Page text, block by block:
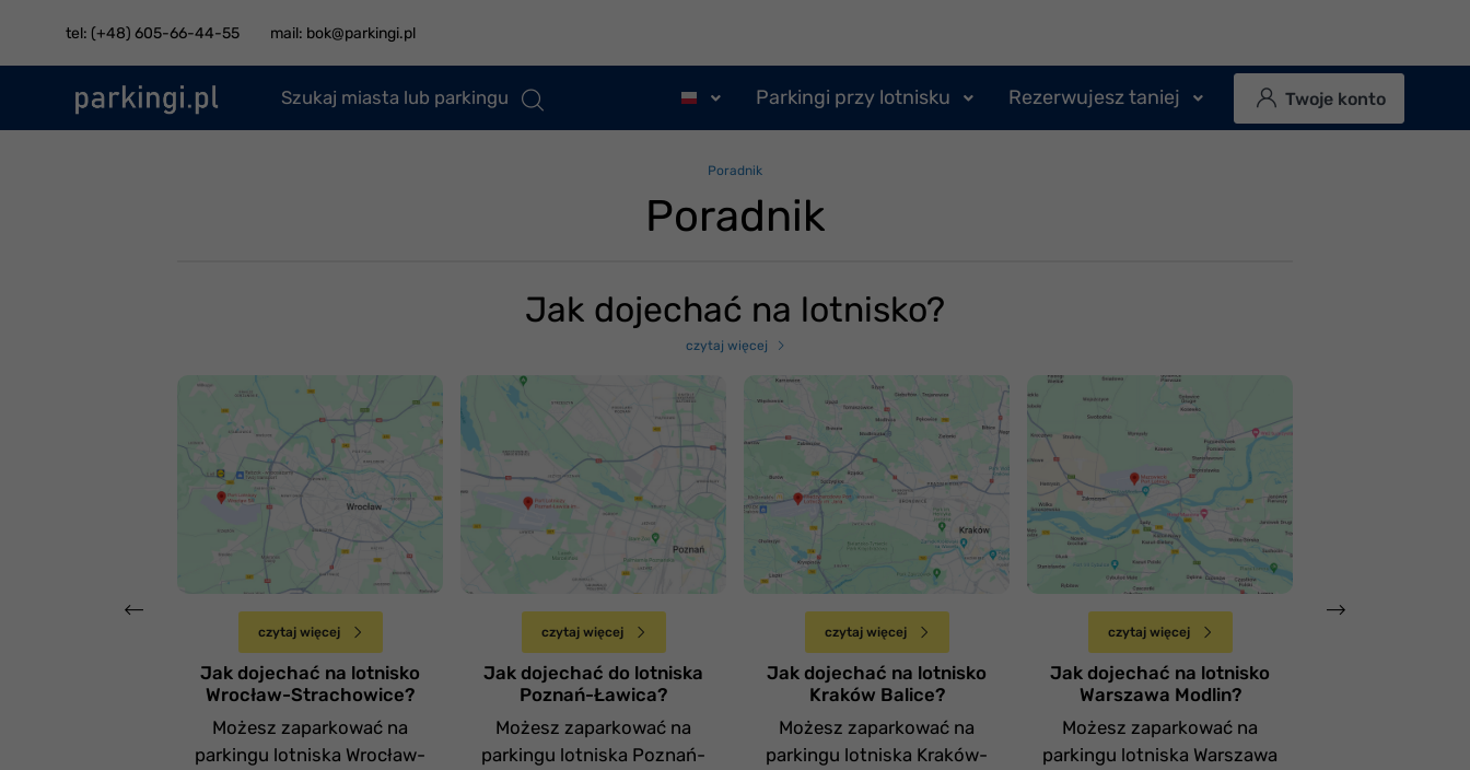
tel: (+48) 605-66-44-55 mail: bok@parkingi.pl
Szukaj miasta lub parkingu Parkingi przy lotnisku Rezerwujesz taniej Twoje konto
Poradnik
Poradnik
Jak dojechać na lotnisko?
czytaj więcej
Jak dojechać na
lotnisko Wrocław-
Strachowice
Czwartek 20 kwietnia
czytaj więcej
Jak dojechać na lotnisko
Wrocław-Strachowice?
Możesz zaparkować na
parkingu lotniska Wrocław-
Jak dojechać na
lotnisko Poznań
Ławica
Czwartek 20 kwietnia
czytaj więcej
Jak dojechać do lotniska
Poznań-Ławica?
Możesz zaparkować na
parkingu lotniska Poznań-
Jak dojechać na
lotnisko Kraków Balice
Sobota 15 kwietnia
czytaj więcej
Jak dojechać na lotnisko
Kraków Balice?
Możesz zaparkować na
parkingu lotniska Kraków-
Jak dojechać na
lotnisko Warszawa
Modlin
Sobota 15 kwietnia
czytaj więcej
Jak dojechać na lotnisko
Warszawa Modlin?
Możesz zaparkować na
parkingu lotniska Warszawa